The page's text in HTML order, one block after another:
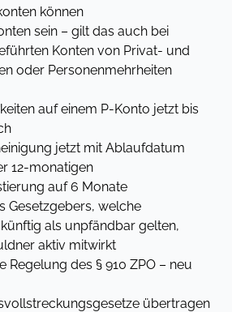
können
sein – gilt das auch bei
Konten von Privat- und
oder Personenmehrheiten
auf einem P-Konto jetzt bis
jetzt mit Ablaufdatum
12-monatigen
auf 6 Monate
welche
als unpfändbar gelten,
aktiv mitwirkt
des § 910 ZPO – neu
übertragen